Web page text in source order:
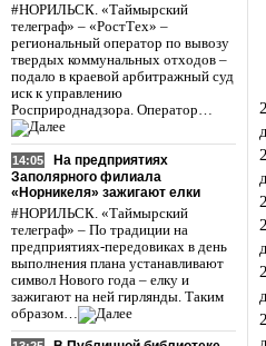
#НОРИЛЬСК. «Таймырский
телеграф» – «РостТех» –
региональный оператор по вывозу
твердых коммунальных отходов –
подало в краевой арбитражный суд
иск к управлению
Росприроднадзора. Оператор…
14:05
На предприятиях
Заполярного филиала
«Норникеля» зажигают елки
#НОРИЛЬСК. «Таймырский
телеграф» – По традиции на
предприятиях-передовиках в день
выполнения плана устанавливают
символ Нового года – елку и
зажигают на ней гирлянды. Таким
образом…